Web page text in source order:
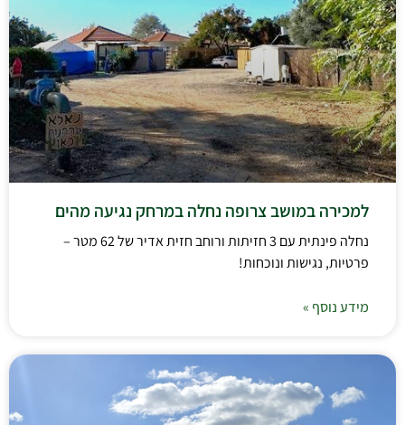
למכירה במושב צרופה נחלה במרחק נגיעה מהים
נחלה פינתית עם 3 חזיתות ורוחב חזית אדיר של 62 מטר –
פרטיות, נגישות ונוכחות!
מידע נוסף »